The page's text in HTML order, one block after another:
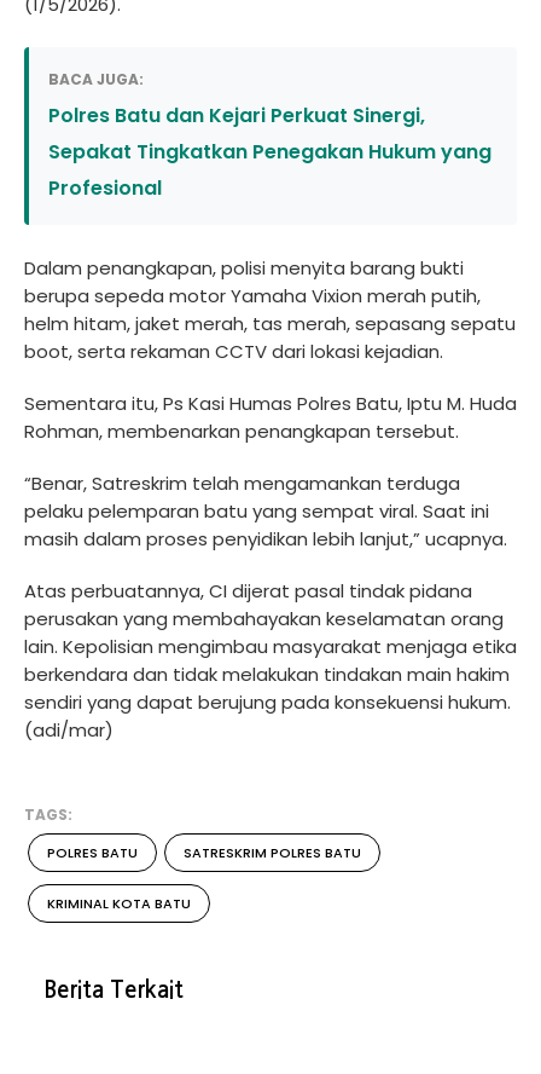
BACA JUGA:
Polres Batu dan Kejari Perkuat Sinergi,
Sepakat Tingkatkan Penegakan Hukum yang
Profesional
Dalam penangkapan, polisi menyita barang bukti
berupa sepeda motor Yamaha Vixion merah putih,
helm hitam, jaket merah, tas merah, sepasang sepatu
boot, serta rekaman CCTV dari lokasi kejadian.
Sementara itu, Ps Kasi Humas Polres Batu, Iptu M. Huda
Rohman, membenarkan penangkapan tersebut.
“Benar, Satreskrim telah mengamankan terduga
pelaku pelemparan batu yang sempat viral. Saat ini
masih dalam proses penyidikan lebih lanjut,” ucapnya.
Atas perbuatannya, CI dijerat pasal tindak pidana
perusakan yang membahayakan keselamatan orang
lain. Kepolisian mengimbau masyarakat menjaga etika
berkendara dan tidak melakukan tindakan main hakim
sendiri yang dapat berujung pada konsekuensi hukum.
(adi/mar)
TAGS:
POLRES BATU SATRESKRIM POLRES BATU
KRIMINAL KOTA BATU
Berita Terkait